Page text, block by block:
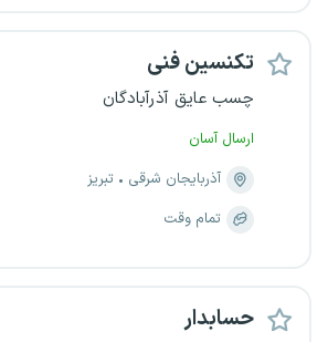
تکنسین فنی
چسب عایق آذرآبادگان
ارسال آسان
آذربایجان شرقی
تبریز
تمام وقت
حسابدار